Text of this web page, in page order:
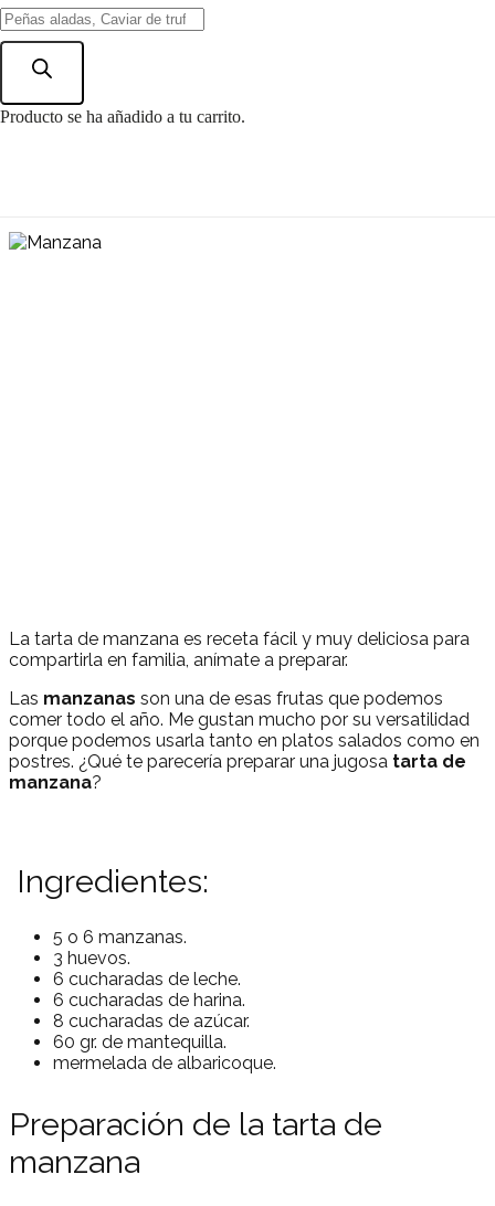
Búsqueda
productos
Producto se ha añadido a tu carrito.
Tarta de
La tarta de manzana es receta fácil y muy deliciosa para
compartirla en familia, anímate a preparar.
Las manzanas son una de esas frutas que podemos
comer todo el año. Me gustan mucho por su versatilidad
porque podemos usarla tanto en platos salados como en
postres. ¿Qué te parecería preparar una jugosa tarta de
manzana?
Ingredientes:
5 o 6 manzanas.
3 huevos.
6 cucharadas de leche.
6 cucharadas de harina.
8 cucharadas de azúcar.
60 gr. de mantequilla.
mermelada de albaricoque.
Preparación de la tarta de
manzana